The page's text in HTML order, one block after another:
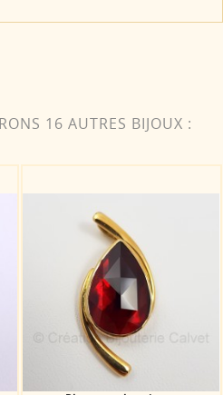
16 AUTRES BIJOUX :